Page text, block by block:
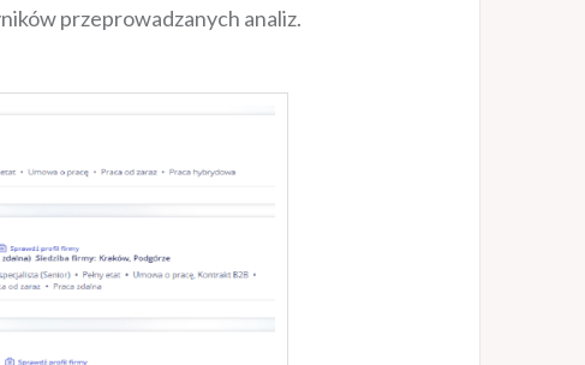
przeprowadzanych analiz.